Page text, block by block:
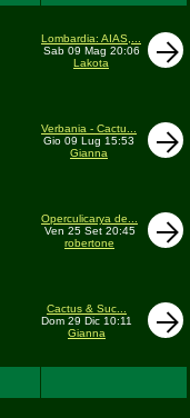
Lombardia: AIAS,...
Sab 09 Mag 20:06
Lakota
Verbania - Cactu...
Gio 09 Lug 15:53
Gianna
Operculicarya de...
Ven 25 Set 20:45
robertone
Cactus & Suc...
Dom 29 Dic 10:11
Gianna